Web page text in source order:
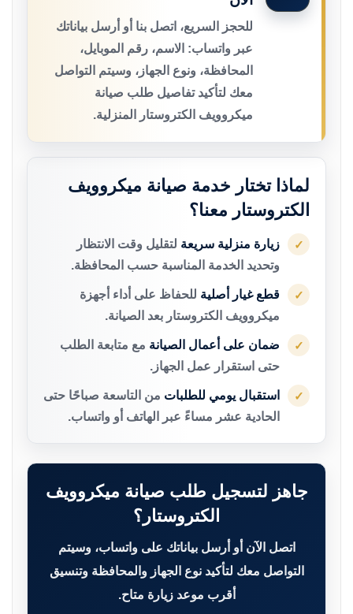
للحجز السريع، اتصل بنا أو أرسل بياناتك
عبر واتساب: الاسم، رقم الموبايل،
المحافظة، ونوع الجهاز، وسيتم التواصل
معك لتأكيد تفاصيل طلب صيانة
ميكروويف الكتروستار المنزلية.
لماذا تختار خدمة صيانة ميكروويف
الكتروستار معنا؟
✓ زيارة منزلية سريعة لتقليل وقت الانتظار
وتحديد الخدمة المناسبة حسب المحافظة.
✓ قطع غيار أصلية للحفاظ على أداء أجهزة
ميكروويف الكتروستار بعد الصيانة.
✓ ضمان على أعمال الصيانة مع متابعة الطلب
حتى استقرار عمل الجهاز.
✓ استقبال يومي للطلبات من التاسعة صباحًا حتى
الحادية عشر مساءً عبر الهاتف أو واتساب.
جاهز لتسجيل طلب صيانة ميكروويف
الكتروستار؟
اتصل الآن أو أرسل بياناتك على واتساب، وسيتم
التواصل معك لتأكيد نوع الجهاز والمحافظة وتنسيق
أقرب موعد زيارة متاح.